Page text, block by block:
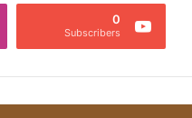
0
Subscribers